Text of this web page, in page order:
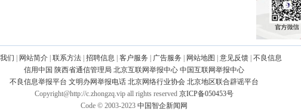
们 网站简介 联系方法 招聘信息 客户服务 广告服务 网站地图 意见反馈 不良信息
信用中国 陕西省通信管理局 北京互联网举报中心 中国互联网举报中心
不良信息举报平台 文明办网举报电话 北京网络行业协会 北京地区联合辟谣平台
Copyright@http://c.zhongzq.vip all rights reserved 京ICP备050453号
Code © 2003-2023 中国智企新闻网